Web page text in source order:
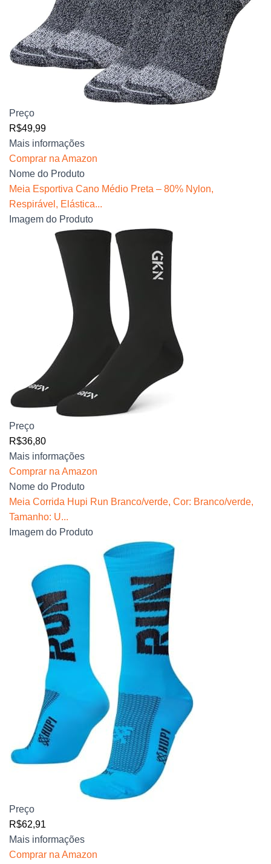
Preço
R$49,99
Mais informações
Comprar na Amazon
Nome do Produto
Meia Esportiva Cano Médio Preta – 80% Nylon,
Respirável, Elástica...
Imagem do Produto
Preço
R$36,80
Mais informações
Comprar na Amazon
Nome do Produto
Meia Corrida Hupi Run Branco/verde, Cor: Branco/verde,
Tamanho: U...
Imagem do Produto
Preço
R$62,91
Mais informações
Comprar na Amazon